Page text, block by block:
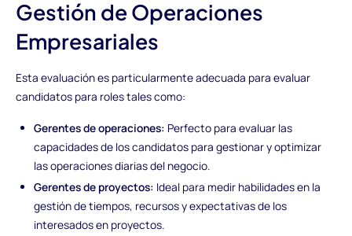
Gestión de Operaciones
Empresariales
Esta evaluación es particularmente adecuada para evaluar
candidatos para roles tales como:
Gerentes de operaciones: Perfecto para evaluar las
capacidades de los candidatos para gestionar y optimizar
las operaciones diarias del negocio.
Gerentes de proyectos: Ideal para medir habilidades en la
gestión de tiempos, recursos y expectativas de los
interesados en proyectos.